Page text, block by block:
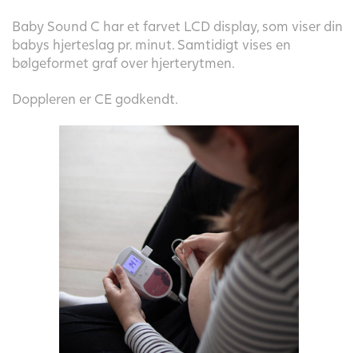
Baby Sound C har et farvet LCD display, som viser din
babys hjerteslag pr. minut. Samtidigt vises en
bølgeformet graf over hjerterytmen.
Doppleren er CE godkendt.